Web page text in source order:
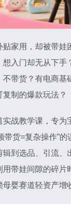
家用，却被带
入门却无从下
带货？有电商
制的爆款玩法？
战教学课，专
带货=复杂操作”
到选品、引流
带娃间隙的碎片
婴赛道轻资产增